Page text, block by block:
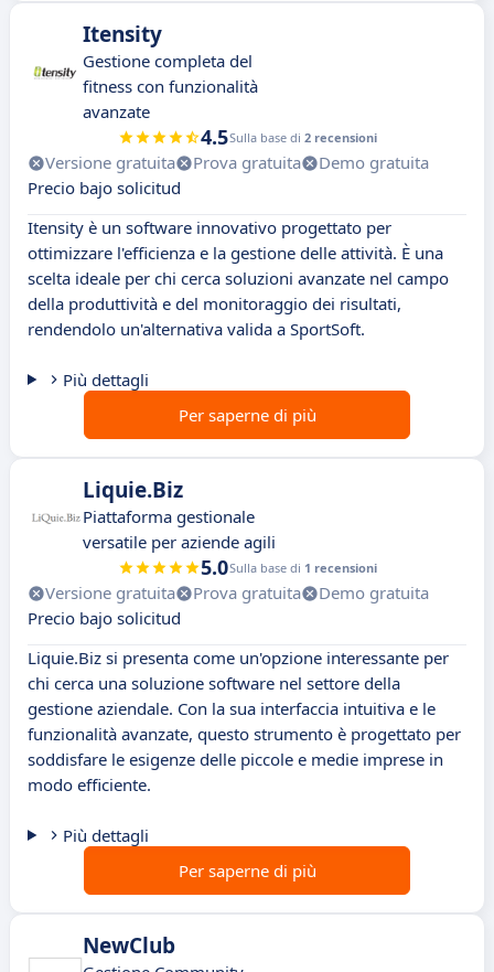
Itensity
Gestione completa del
fitness con funzionalità
avanzate
4.5Sulla base di 2 recensioni
Versione gratuita Prova gratuita
Demo gratuita
Precio bajo solicitud
Itensity è un software innovativo progettato per
ottimizzare l'efficienza e la gestione delle attività. È una
scelta ideale per chi cerca soluzioni avanzate nel campo
della produttività e del monitoraggio dei risultati,
rendendolo un'alternativa valida a SportSoft.
Più dettagli
Per saperne di più
Liquie.Biz
Piattaforma gestionale
versatile per aziende agili
5.0Sulla base di 1 recensioni
Versione gratuita Prova gratuita
Demo gratuita
Precio bajo solicitud
Liquie.Biz si presenta come un'opzione interessante per
chi cerca una soluzione software nel settore della
gestione aziendale. Con la sua interfaccia intuitiva e le
funzionalità avanzate, questo strumento è progettato per
soddisfare le esigenze delle piccole e medie imprese in
modo efficiente.
Più dettagli
Per saperne di più
NewClub